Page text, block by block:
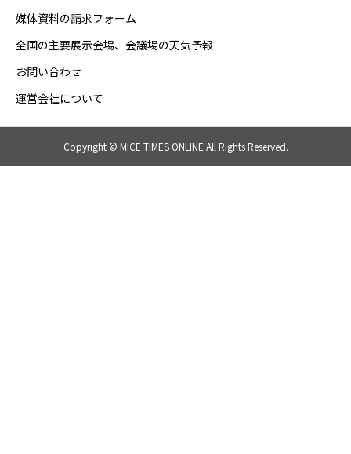
媒体資料の請求フォーム
全国の主要展示会場、会議場の天気予報
お問い合わせ
運営会社について
Copyright © MICE TIMES ONLINE All Rights Reserved.